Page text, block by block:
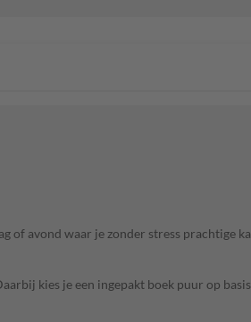
of avond waar je zonder stress prachtige
kies je een ingepakt boek puur op